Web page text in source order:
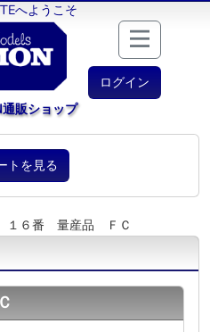
へようこそ
ログイン
販ショップ
トを見る
１６番 量産品 ＦＣ